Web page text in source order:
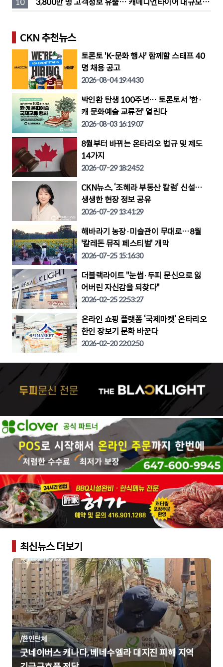
10
3,800만 명 고객정보 유출… 캐네디언타이어 대규모 집
단소송 직면
CKN 추천뉴스
토론토 'K-문화 행사' 함께할 스태프 40
명 채용 공고
2026-08-04 19:44:30
박인환 탄생 100주년… 토론토서 '한·
캐 문화예술 교류전' 열린다
2026-08-03 16:19:07
8월부터 바뀌는 온타리오 법규 및 제도
14가지
2026-07-29 18:24:52
CKN뉴스, ‘조혜라 부동산 칼럼’ 신설…
생생한 현장 정보 공유
2026-07-29 13:41:29
해바라기 농장·미술관이 무대로…8월
'칼레돈 뮤직 페스티벌' 개막
2026-07-25 15:16:30
더블랙라이트 "눈썹·두피 문신으로 잃
어버린 자신감을 되찾다"
2026-02-25 22:53:27
온라인 쇼핑 플랫폼 ‘국제마켓’ 온타리오
한인 장보기 문화 바꾼다
2026-02-20 22:02:50
최신뉴스 더보기
/한인단체
굿네이버스 캐나다, 베네수엘라 대지진 피해 지역